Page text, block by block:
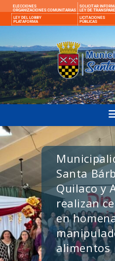
ELECCIONES
ORGANIZACIONES COMUNITARIAS
SOLICITAR
LEY DE
LEY DEL LOBBY
PLATAFORMA
LICITACIONES
PÚBLICAS
Santa
Quilaco y
realizan
en
alimentos